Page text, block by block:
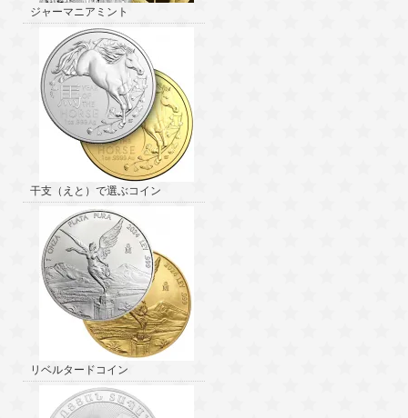
ジャーマニアミント
干支（えと）で選ぶコイン
リベルタードコイン